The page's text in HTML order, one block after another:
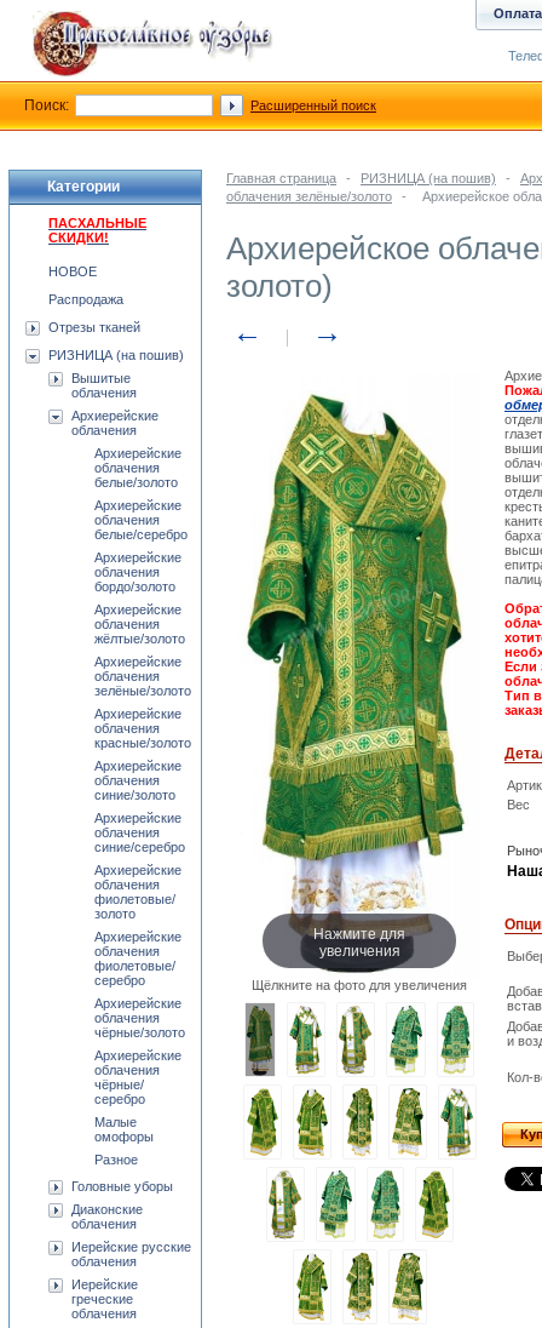
Главная страница - РИЗНИЦА (на пошив) -
облачения зелёные/золото
- Архиерейское
Архиерейское
золото)
← →
Нажмите для
увеличения
Щёлкните на фото для увеличения
Если
Тип
Вес
и
Кол-
Категории
ПАСХАЛЬНЫЕ
СКИДКИ!
НОВОЕ
Распродажа
Отрезы тканей
РИЗНИЦА (на пошив)
Вышитые
облачения
Архиерейские
облачения
Архиерейские
облачения
белые/золото
Архиерейские
облачения
белые/серебро
Архиерейские
облачения
бордо/золото
Архиерейские
облачения
жёлтые/золото
Архиерейские
облачения
зелёные/золото
Архиерейские
облачения
красные/золото
Архиерейские
облачения
синие/золото
Архиерейские
облачения
синие/серебро
Архиерейские
облачения
фиолетовые/
золото
Архиерейские
облачения
фиолетовые/
серебро
Архиерейские
облачения
чёрные/золото
Архиерейские
облачения
чёрные/
серебро
Малые
омофоры
Разное
Головные уборы
Диаконские
облачения
Иерейские русские
облачения
Иерейские
греческие
облачения
Оплата
Поиск: Расширенный поиск